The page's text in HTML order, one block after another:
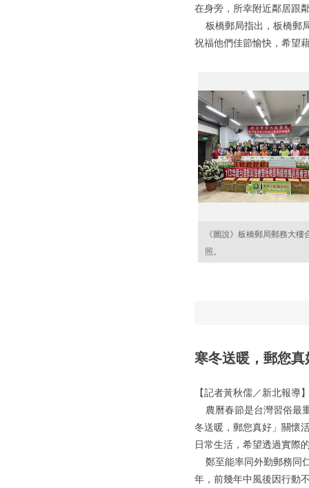
在身旁，所幸附近鄰居跟
板橋郵局指出，板橋郵
祝福他們佳節愉快，希望
《圖說》板橋郵局郵務大樓
照。
寒冬送暖，郵您
【記者黃秋儒／新北報導
農曆春節是台灣習俗最
冬送暖，郵您真好」關懷
日常生活，希望透過實際
鄭至能率同外勤郵務同
年，前幾年中風後因行動